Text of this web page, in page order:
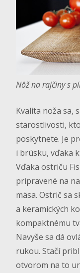
Nôž na rajčiny s
Kvalita noža sa,
starostlivosti,
poskytnete. Je
i brúsku, vďaka
Vďaka ostriču
pripravené na
mäsa. Ostrič sa
a keramických
kompaktnému
Navyše sa dá
rukou. Stačí
otvorom na to